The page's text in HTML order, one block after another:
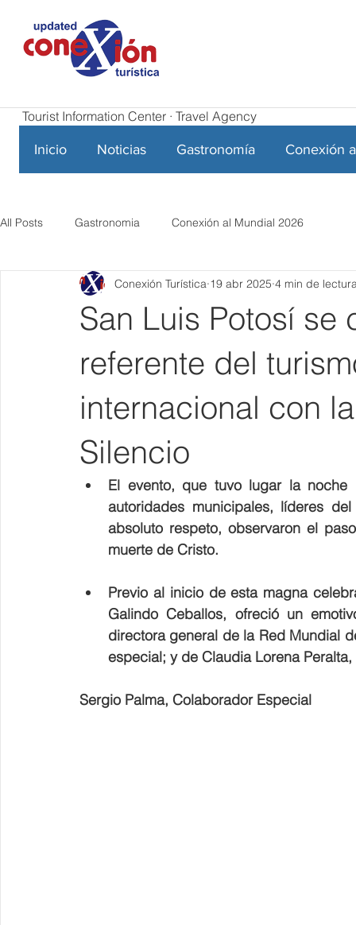
Tourist Information Center · Travel Agency
Inicio Noticias Gastronomía Conexión
All Posts Gastronomia Conexión al Mundial 2026
San Luis Potosí se
referente del
internacional con
Silencio
Conexión Turística 19 abr 2025 4 min de
El evento, que tuvo lugar la
autoridades municipales, líderes
absoluto respeto, observaron el
muerte de Cristo.
Previo al inicio de esta magna
Galindo Ceballos, ofreció un
directora general de la Red Mundial
especial; y de Claudia Lorena
Sergio Palma, Colaborador Especial